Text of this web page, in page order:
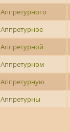
Аппретурного
Аппретурное
Аппретурной
Аппретурном
Аппретурную
Аппретурны